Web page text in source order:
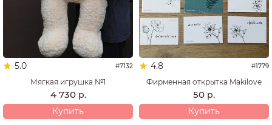
5.0 #7132
Мягкая игрушка №1
4 730 р.
Купить
4.8 #1779
Фирменная открытка Makilove
50 р.
Купить